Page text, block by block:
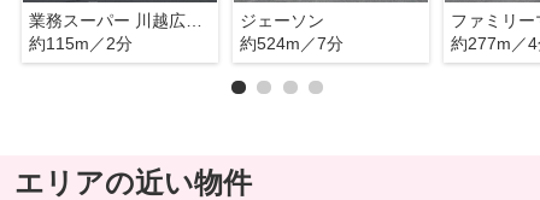
業務スーパー 川越広栄店
約115m／2分
ジェーソン
約524m／7分
約277m／
エリアの近い物件